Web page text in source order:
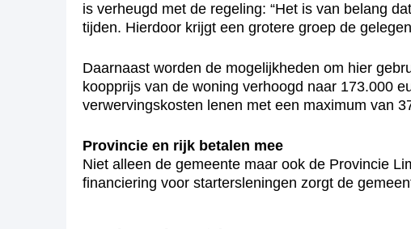
is verheugd met de regeling: “Het is van belang
tijden. Hierdoor krijgt een grotere groep de
Daarnaast worden de mogelijkheden om hier
koopprijs van de woning verhoogd naar 173.000
verwervingskosten lenen met een maximum van
Provincie en rijk betalen mee
Niet alleen de gemeente maar ook de Provincie
financiering voor startersleningen zorgt de